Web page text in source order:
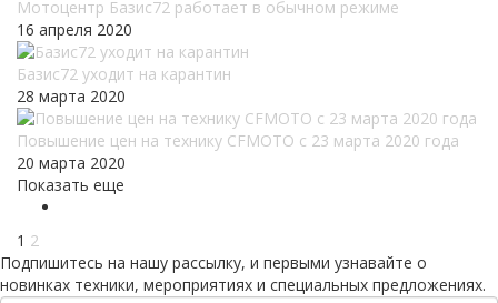
Мотоцентр Базис72 работает в обычном режиме
16 апреля 2020
Базис72 уходит на карантин
28 марта 2020
Повышение цен на технику CFMOTO c 23 марта 2020 года
20 марта 2020
Показать еще
1 2
Подпишитесь на нашу рассылку, и первыми узнавайте о
новинках техники, мероприятиях и специальных предложениях.